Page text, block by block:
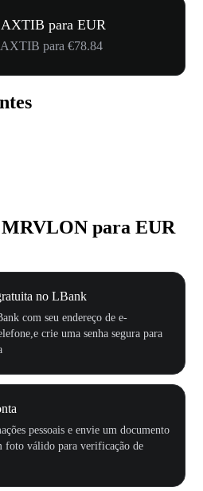
AXTIB para EUR
para €78.84
para EUR
no LBank
com seu endereço de e-
crie uma senha segura para
pessoais e envie um documento
foto válido para verificação de